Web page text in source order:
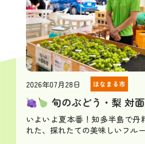
2026年07月28日 はなまる市
旬のぶどう・梨 対
いよいよ夏本番！知多半島で丹
れた、採れたての美味しいフル